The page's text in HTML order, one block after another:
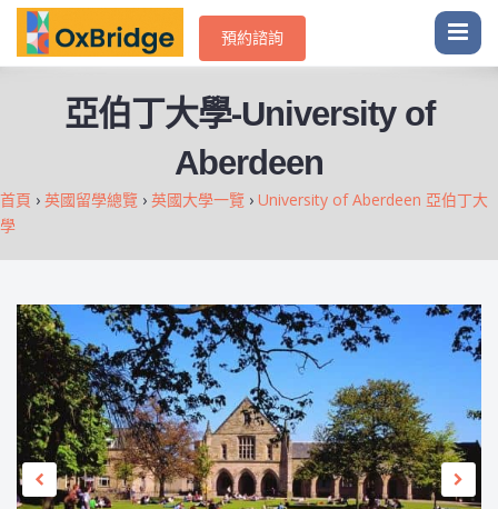
預約諮詢
亞伯丁大學-University of
Aberdeen
首頁 › 英國留學總覽 › 英國大學一覽 › University of Aberdeen 亞伯丁大
學